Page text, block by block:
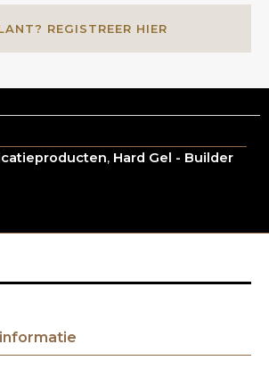
REGISTREER HIER
, Hard Gel - Builder